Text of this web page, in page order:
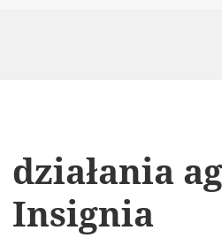
działania
Insignia